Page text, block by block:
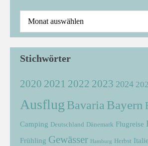
Stichwörter
2020 2021 2022 2023 2024
Ausflug Bavaria Bayern
Camping Deutschland Dänemark Flugreise
Frühling Gewässer Hamburg Herbst